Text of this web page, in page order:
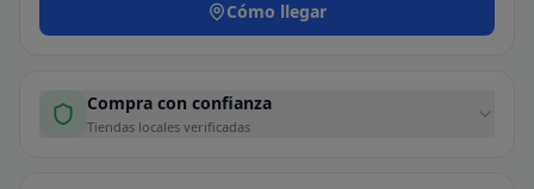
Cómo llegar
Compra con confianza
Tiendas locales verificadas